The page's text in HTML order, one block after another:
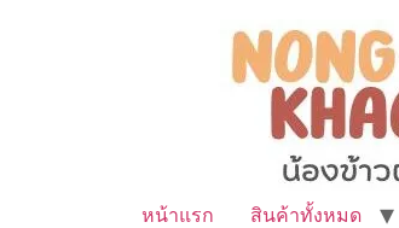
หน้าแรก สินค้าทั้งหมด